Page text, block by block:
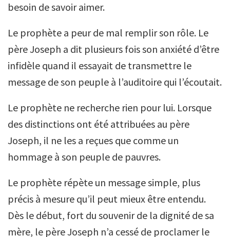
besoin de savoir aimer.
Le prophète a peur de mal remplir son rôle. Le
père Joseph a dit plusieurs fois son anxiété d’être
infidèle quand il essayait de transmettre le
message de son peuple à l’auditoire qui l’écoutait.
Le prophète ne recherche rien pour lui. Lorsque
des distinctions ont été attribuées au père
Joseph, il ne les a reçues que comme un
hommage à son peuple de pauvres.
Le prophète répète un message simple, plus
précis à mesure qu’il peut mieux être entendu.
Dès le début, fort du souvenir de la dignité de sa
mère, le père Joseph n’a cessé de proclamer le